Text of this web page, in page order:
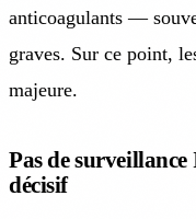
anticoagulants —
graves. Sur ce point,
majeure.
Pas de
décisif